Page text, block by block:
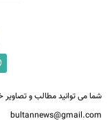
شما می توانید مطالب و تصاویر
bultannews@gmail.com